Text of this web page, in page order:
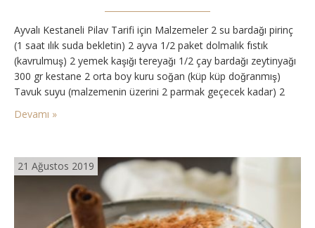
Ayvalı Kestaneli Pilav Tarifi için Malzemeler 2 su bardağı pirinç
(1 saat ılık suda bekletin) 2 ayva 1/2 paket dolmalık fıstık
(kavrulmuş) 2 yemek kaşığı tereyağı 1/2 çay bardağı zeytinyağı
300 gr kestane 2 orta boy kuru soğan (küp küp doğranmış)
Tavuk suyu (malzemenin üzerini 2 parmak geçecek kadar) 2
Devamı »
21 Ağustos 2019